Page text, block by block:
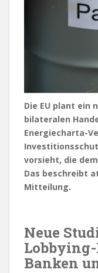
Die EU plant ein
bilateralen
Energiecharta-
vorsieht, die
Das beschreibt
Mitteilung.
Neue
Banken